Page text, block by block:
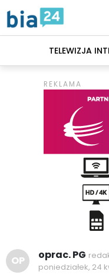
TELEWIZJA
OP oprac. PG
poniedziałek, 24